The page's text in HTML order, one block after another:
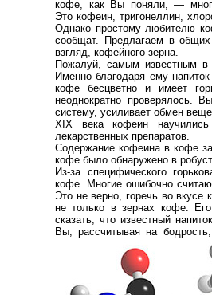
кофе, как Вы поняли, —
Это кофеин, тригонеллин,
Однако простому любителю
сообщат. Предлагаем в
взгляд, кофейного зерна.
Пожалуй, самым известным в
Именно благодаря ему
кофе бесцветно и имеет
неоднократно проверялось.
систему, усиливает обмен
XIX века кофеин
лекарственных препаратов.
Содержание кофеина в кофе
кофе было обнаружено в
Из-за специфического
кофе. Многие ошибочно
Это не верно, горечь во вкусе
не только в зернах кофе.
сказать, что известный
Вы, рассчитывая на